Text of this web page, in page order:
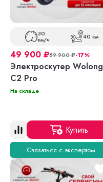
30
км/ч 40 км
49 900 ₽59 900₽-17%
Электроскутер Wolong
C2 Pro
На складе
Купить
Связаться с экспертом